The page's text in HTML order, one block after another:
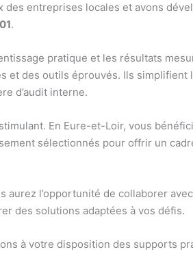
entreprises locales et avons
.
pratique et les résultats
et des outils éprouvés. Ils
d’audit interne.
En Eure-et-Loir, vous
sélectionnés pour offrir un
l’opportunité de collaborer
des solutions adaptées à vos défis.
à votre disposition des supports